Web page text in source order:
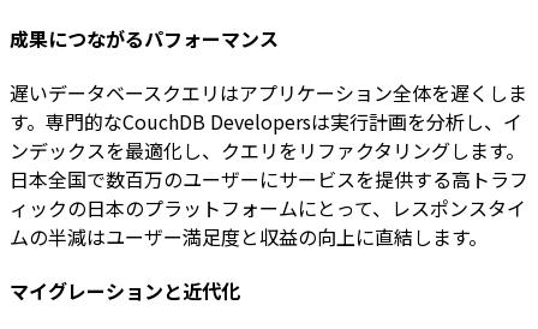
成果につながるパフォーマンス
遅いデータベースクエリはアプリケーション全体を遅くしま
す。専門的なCouchDB Developersは実行計画を分析し、イ
ンデックスを最適化し、クエリをリファクタリングします。
日本全国で数百万のユーザーにサービスを提供する高トラフ
ィックの日本のプラットフォームにとって、レスポンスタイ
ムの半減はユーザー満足度と収益の向上に直結します。
マイグレーションと近代化